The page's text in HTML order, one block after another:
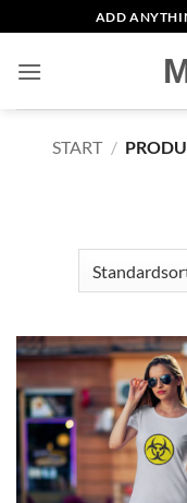
Inhalt
springen
ADD
START /